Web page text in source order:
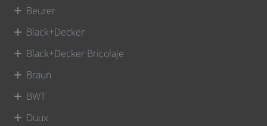
Beurer
Black+Decker
Black+Decker Bricolaje
Braun
BWT
Duux